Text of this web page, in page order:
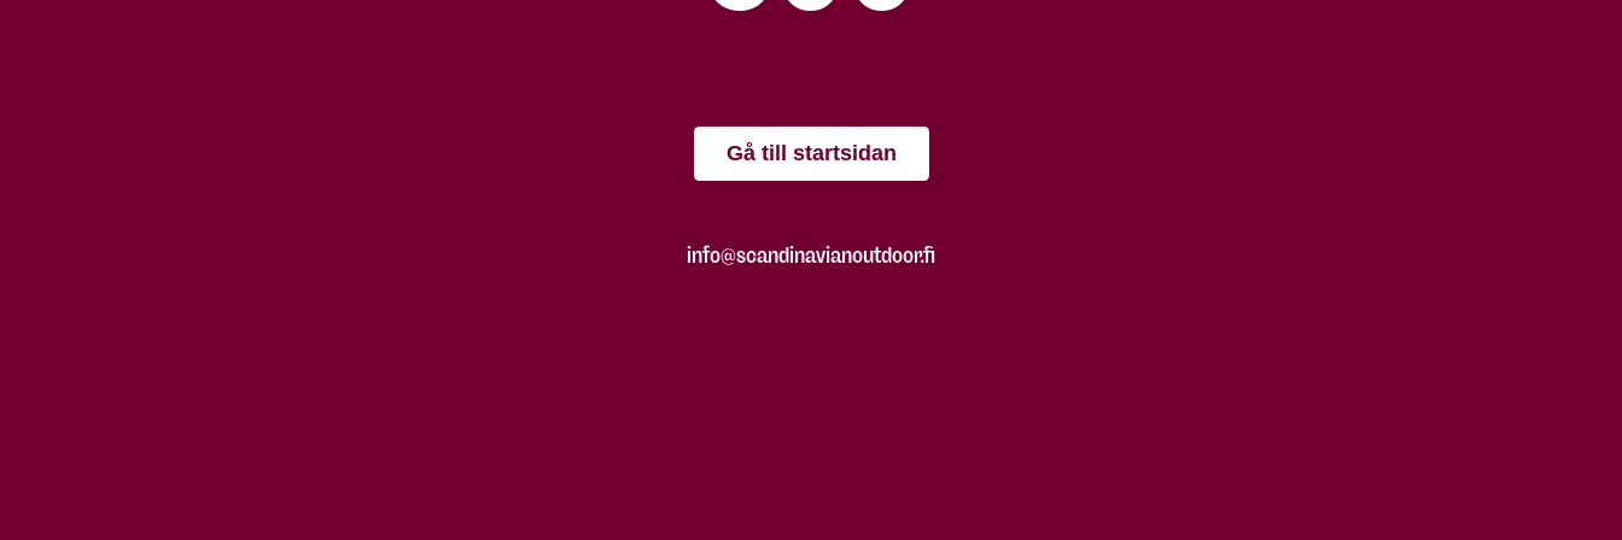
Gå till startsidan
info@scandinavianoutdoor.fi